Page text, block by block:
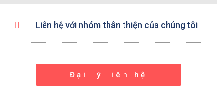
Liên hệ với nhóm thân thiện của chúng tôi
Đại lý liên hệ